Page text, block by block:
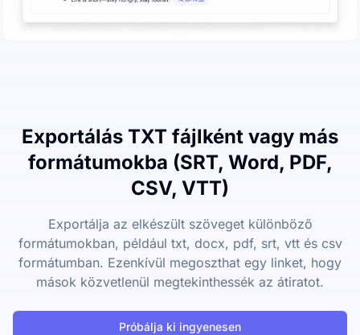
Exportálás TXT fájlként vagy más
formátumokba (SRT, Word, PDF,
CSV, VTT)
Exportálja az elkészült szöveget különböző
formátumokban, például txt, docx, pdf, srt, vtt és csv
formátumban. Ezenkívül megoszthat egy linket, hogy
mások közvetlenül megtekinthessék az átiratot.
Próbálja ki ingyenesen